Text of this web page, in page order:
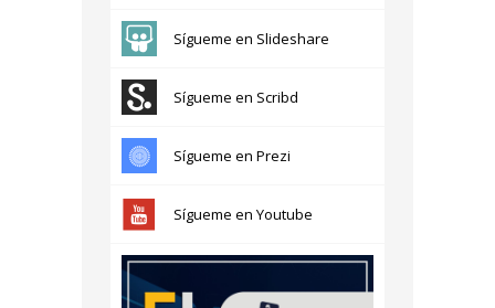
Sígueme en Slideshare
Sígueme en Scribd
Sígueme en Prezi
Sígueme en Youtube